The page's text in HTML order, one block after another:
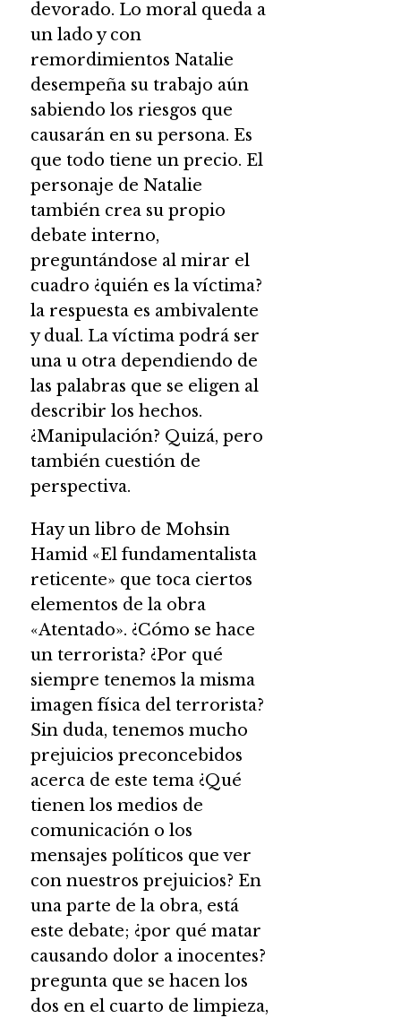
devorado. Lo moral queda a
un lado y con
remordimientos Natalie
desempeña su trabajo aún
sabiendo los riesgos que
causarán en su persona. Es
que todo tiene un precio. El
personaje de Natalie
también crea su propio
debate interno,
preguntándose al mirar el
cuadro ¿quién es la víctima?
la respuesta es ambivalente
y dual. La víctima podrá ser
una u otra dependiendo de
las palabras que se eligen al
describir los hechos.
¿Manipulación? Quizá, pero
también cuestión de
perspectiva.
Hay un libro de Mohsin
Hamid «El fundamentalista
reticente» que toca ciertos
elementos de la obra
«Atentado». ¿Cómo se hace
un terrorista? ¿Por qué
siempre tenemos la misma
imagen física del terrorista?
Sin duda, tenemos mucho
prejuicios preconcebidos
acerca de este tema ¿Qué
tienen los medios de
comunicación o los
mensajes políticos que ver
con nuestros prejuicios? En
una parte de la obra, está
este debate; ¿por qué matar
causando dolor a inocentes?
pregunta que se hacen los
dos en el cuarto de limpieza,